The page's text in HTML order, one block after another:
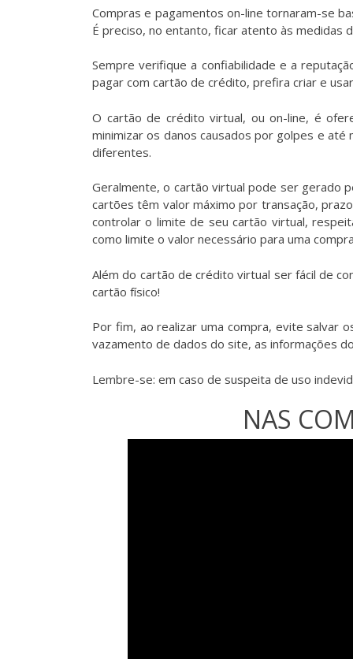
Compras e pagamentos on-line tornaram-se
É preciso, no entanto, ficar atento às medidas
Sempre verifique a confiabilidade e a
pagar com cartão de crédito, prefira criar e
O cartão de crédito virtual, ou on-line, é
minimizar os danos causados por golpes e
diferentes.
Geralmente, o cartão virtual pode ser gerado
cartões têm valor máximo por transação,
controlar o limite de seu cartão virtual,
como limite o valor necessário para uma
Além do cartão de crédito virtual ser fácil de
cartão físico!
Por fim, ao realizar uma compra, evite salvar
vazamento de dados do site, as informações
Lembre-se: em caso de suspeita de uso
NAS